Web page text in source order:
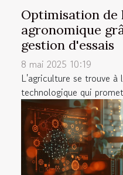
Optimisation de
agronomique
gestion d'essais
8 mai 2025 10:19
L'agriculture se trouve à
technologique qui